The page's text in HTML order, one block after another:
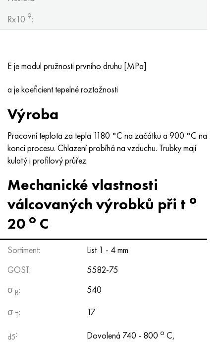
Rx10 9:
E je modul pružnosti prvního druhu [MPa]
a je koeficient tepelné roztažnosti
Výroba
Pracovní teplota za tepla 1180 °C na začátku a 900 °C na
konci procesu. Chlazení probíhá na vzduchu. Trubky mají
kulatý i profilový průřez.
Mechanické vlastnosti
válcovaných výrobků při t o
20 o C
Sortiment:
List 1 - 4 mm
GOST:
5582-75
σ B:
540
σ Т: 17
d5: Dovolená 740 - 800 o C,